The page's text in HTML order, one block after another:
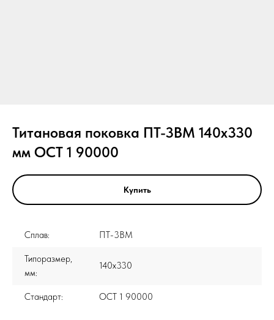
Титановая поковка ПТ-3ВМ 140x330
мм ОСТ 1 90000
Купить
Сплав: ПТ-3ВМ
Типоразмер,
мм:
140x330
Стандарт: ОСТ 1 90000